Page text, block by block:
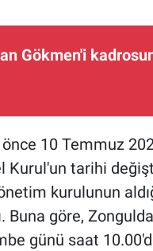
Gökmen'i
10 Temmuz
Kurul'un tarihi
kurulunun
Buna göre,
günü saat